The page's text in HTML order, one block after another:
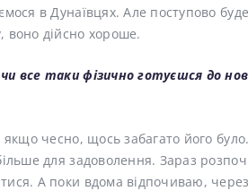
в Дунаївцях. Але поступово
воно дійсно хороше.
все таки фізично готуєшся до
якщо чесно, щось забагато його було.
для задоволення. Зараз
А поки вдома відпочиваю, через